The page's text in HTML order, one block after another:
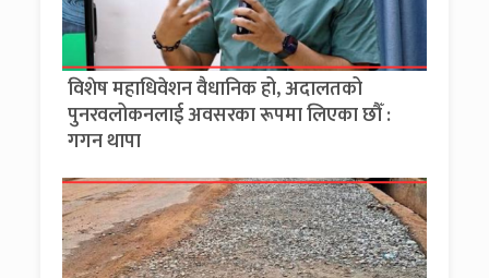
विशेष महाधिवेशन वैधानिक हो, अदालतको
पुनरवलोकनलाई अवसरका रूपमा लिएका छौँ :
गगन थापा